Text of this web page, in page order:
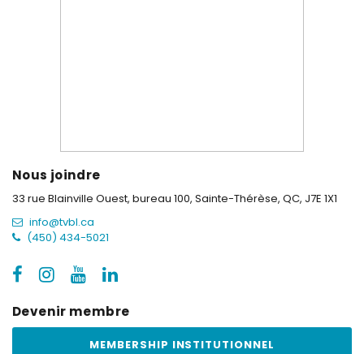
Nous joindre
33 rue Blainville Ouest, bureau 100, Sainte-Thérèse, QC, J7E 1X1
info@tvbl.ca
(450) 434-5021
Devenir membre
MEMBERSHIP INSTITUTIONNEL